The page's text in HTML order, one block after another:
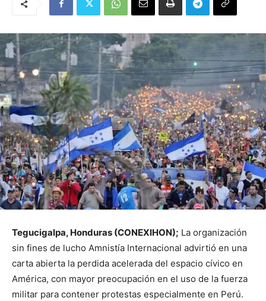
Tegucigalpa, Honduras (CONEXIHON); La organización
sin fines de lucho Amnistía Internacional advirtió en una
carta abierta la perdida acelerada del espacio cívico en
América, con mayor preocupación en el uso de la fuerza
militar para contener protestas especialmente en Perú.